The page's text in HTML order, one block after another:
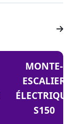
MONTE-
ESCALIER
S150